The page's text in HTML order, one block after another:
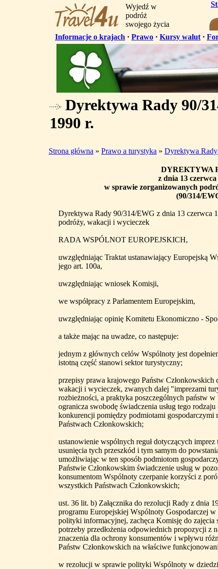
Wyjedź w
podróż
swojego życia
Informacje o krajach · Prawo · Kursy walut ·
Dyrektywa Rady 90/
1990 r.
Strona główna » Prawo a turystyka » Dyrektywa
DYREKTYWA
z dnia 13
w sprawie zorganizowanych
(90/314/
Dyrektywa Rady 90/314/EWG z dnia 13 czerwca
podróży, wakacji i wycieczek
RADA WSPÓLNOT EUROPEJSKICH,
uwzględniając Traktat ustanawiający Europejską
jego art. 100a,
uwzględniając wniosek Komisji,
we współpracy z Parlamentem Europejskim,
uwzględniając opinię Komitetu Ekonomiczno -
a także mając na uwadze, co następuje:
jednym z głównych celów Wspólnoty jest
istotną część stanowi sektor turystyczny;
przepisy prawa krajowego Państw
wakacji i wycieczek, zwanych dalej "imprezami
rozbieżności, a praktyka poszczególnych państw
ogranicza swobodę świadczenia usług tego
konkurencji pomiędzy podmiotami gospodarczymi
Państwach Członkowskich;
ustanowienie wspólnych reguł dotyczących
usunięcia tych przeszkód i tym samym do
umożliwiając w ten sposób podmiotom
Państwie Członkowskim świadczenie usług w
konsumentom Wspólnoty czerpanie korzyści z
wszystkich Państwach Członkowskich;
ust. 36 lit. b) Załącznika do rezolucji Rady z dnia
programu Europejskiej Wspólnoty Gospodarczej
polityki informacyjnej, zachęca Komisję do
potrzeby przedłożenia odpowiednich propozycji z
znaczenia dla ochrony konsumentów i wpływu
Państw Członkowskich na właściwe
w rezolucji w sprawie polityki Wspólnoty w